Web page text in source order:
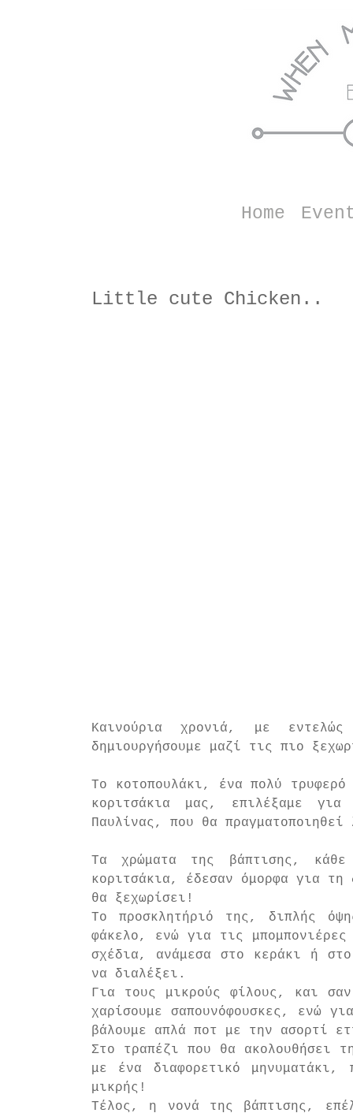
Home
Little cute Chicken..
Καινούρια χρονιά, με
δημιουργήσουμε μαζί τις πιο
Το κοτοπουλάκι, ένα πολύ
κοριτσάκια μας, επιλέξαμε
Παυλίνας, που θα
Τα χρώματα της βάπτισης,
κοριτσάκια, έδεσαν όμορφα για
θα ξεχωρίσει!
Το προσκλητήριό της, διπλής
φάκελο, ενώ για τις
σχέδια, ανάμεσα στο κεράκι ή
να διαλέξει.
Για τους μικρούς φίλους, και
χαρίσουμε σαπουνόφουσκες, ενώ
βάλουμε απλά ποτ με την ασορτί
Στο τραπέζι που θα ακολουθήσει
με ένα διαφορετικό μηνυματάκι,
μικρής!
Τέλος, η νονά της βάπτισης,